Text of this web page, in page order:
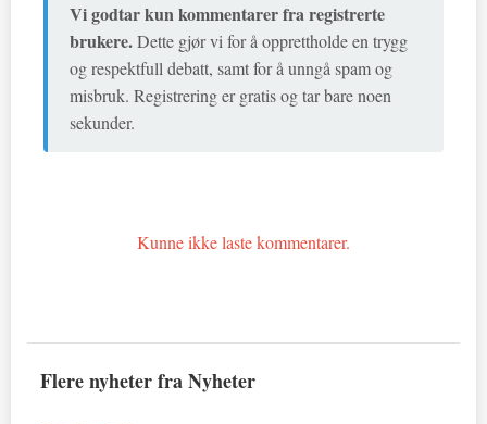
Vi godtar kun kommentarer fra registrerte
brukere.Dette gjør vi for å opprettholde en trygg
og respektfull debatt, samt for å unngå spam og
misbruk. Registrering er gratis og tar bare noen
sekunder.
Kunne ikke laste kommentarer.
Flere nyheter fra Nyheter